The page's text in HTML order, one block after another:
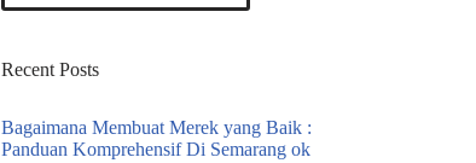
Recent Posts
Bagaimana Membuat Merek yang Baik :
Panduan Komprehensif Di Semarang ok